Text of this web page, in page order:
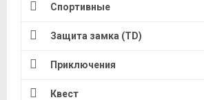
Спортивные
Защита замка (TD)
Приключения
Квест